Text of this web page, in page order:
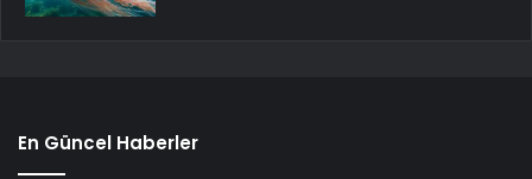
En Güncel Haberler